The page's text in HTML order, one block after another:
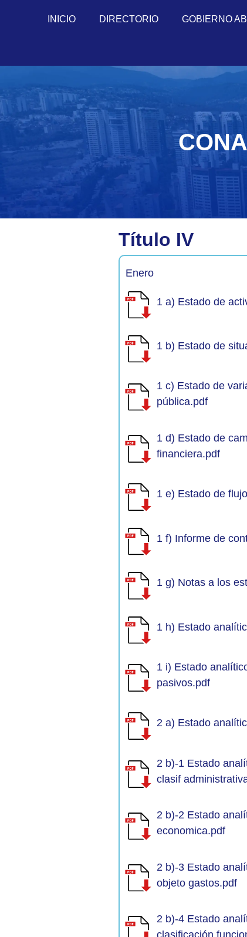
INICIO DIRECTORIO GOBIERNO
Título IV
Enero
1 a) Estado de
1 b) Estado de
1 c) Estado de
pública.pdf
1 d) Estado de
financiera.pdf
1 e) Estado de
1 f) Informe de
1 g) Notas a los
1 h) Estado
1 i) Estado
pasivos.pdf
2 a) Estado
2 b)-1 Estado
clasif
2 b)-2 Estado
economica.pdf
2 b)-3 Estado
objeto gastos.pdf
2 b)-4 Estado
clasificación